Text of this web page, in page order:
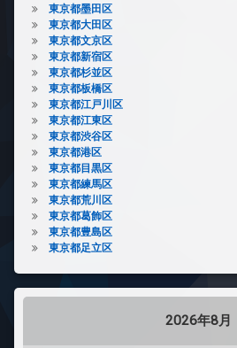
東京都墨田区
東京都大田区
東京都文京区
東京都新宿区
東京都杉並区
東京都板橋区
東京都江戸川区
東京都江東区
東京都渋谷区
東京都港区
東京都目黒区
東京都練馬区
東京都荒川区
東京都葛飾区
東京都豊島区
東京都足立区
2026年8月